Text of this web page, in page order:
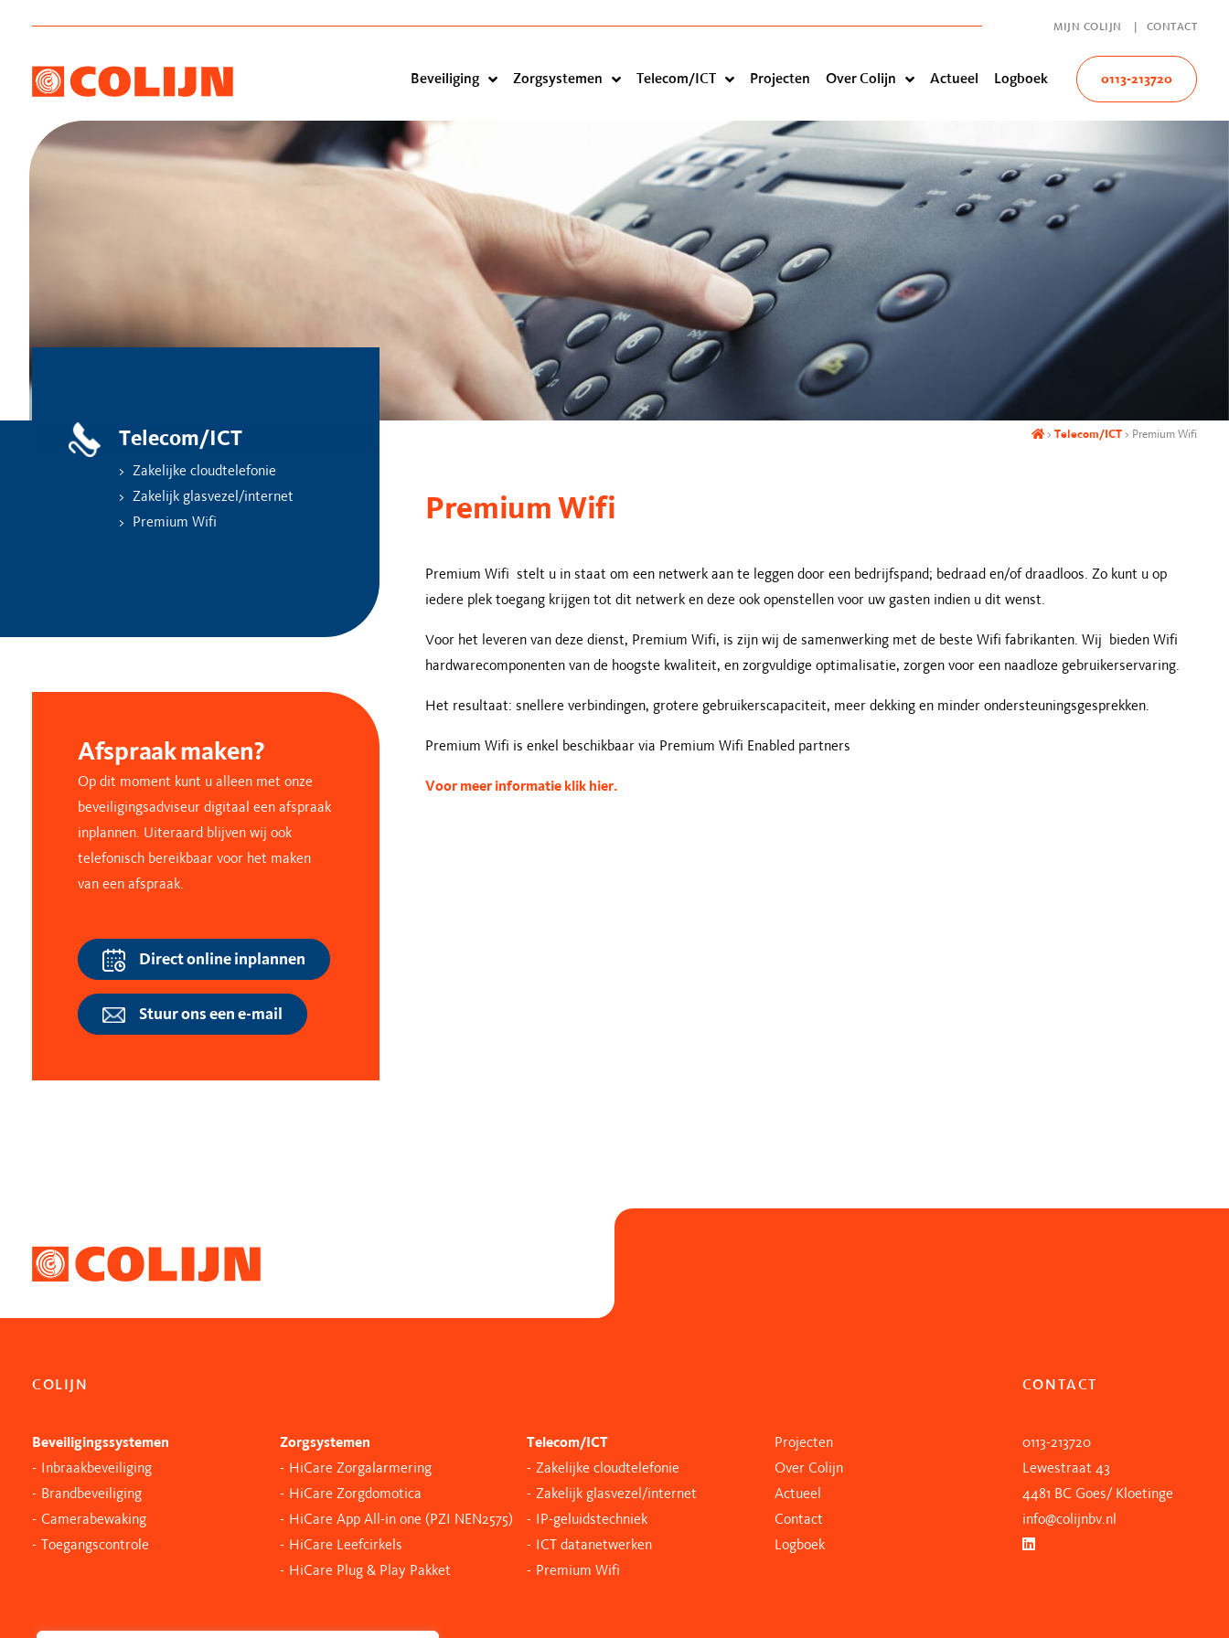
MIJN COLIJN CONTACT
Beveiliging Zorgsystemen Telecom/ICT Projecten Over Colijn Actueel Logboek 0113-213720
> Telecom/ICT > Premium Wifi
Premium Wifi
Premium Wifi stelt u in staat om een netwerk aan te leggen door een bedrijfspand; bedraad en/of draadloos. Zo kunt u op
iedere plek toegang krijgen tot dit netwerk en deze ook openstellen voor uw gasten indien u dit wenst.
Voor het leveren van deze dienst, Premium Wifi, is zijn wij de samenwerking met de beste Wifi fabrikanten. Wij bieden Wifi
hardwarecomponenten van de hoogste kwaliteit, en zorgvuldige optimalisatie, zorgen voor een naadloze gebruikerservaring.
Het resultaat: snellere verbindingen, grotere gebruikerscapaciteit, meer dekking en minder ondersteuningsgesprekken.
Premium Wifi is enkel beschikbaar via Premium Wifi Enabled partners
Voor meer informatie klik hier.
Telecom/ICT
Zakelijke cloudtelefonie
Zakelijk glasvezel/internet
Premium Wifi
Afspraak maken?
Op dit moment kunt u alleen met onze
beveiligingsadviseur digitaal een afspraak
inplannen. Uiteraard blijven wij ook
telefonisch bereikbaar voor het maken
van een afspraak.
Direct online inplannen
Stuur ons een e-mail
COLIJN
Beveiligingssystemen
Inbraakbeveiliging
Brandbeveiliging
Camerabewaking
Toegangscontrole
Zorgsystemen
HiCare Zorgalarmering
HiCare Zorgdomotica
HiCare App All-in one (PZI NEN2575)
HiCare Leefcirkels
HiCare Plug & Play Pakket
Telecom/ICT
Zakelijke cloudtelefonie
Zakelijk glasvezel/internet
IP-geluidstechniek
ICT datanetwerken
Premium Wifi
Projecten
Over Colijn
Actueel
Contact
Logboek
CONTACT
0113-213720
Lewestraat 43
4481 BC Goes/ Kloetinge
info@colijnbv.nl